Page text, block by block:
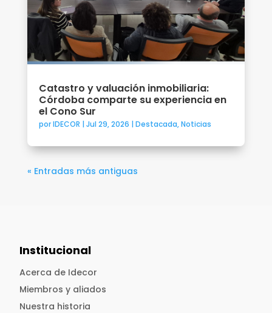
Catastro y valuación inmobiliaria:
Córdoba comparte su experiencia en
el Cono Sur
porIDECOR | Jul 29, 2026 | Destacada,Noticias
« Entradas más antiguas
Institucional
Acerca de Idecor
Miembros y aliados
Nuestra historia